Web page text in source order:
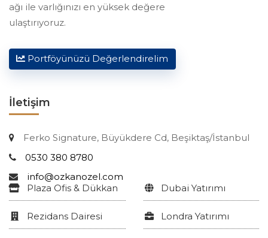
ağı ile varlığınızı en yüksek değere
ulaştırıyoruz.
Portföyünüzü Değerlendirelim
İletişim
Ferko Signature, Büyükdere Cd, Beşiktaş/İstanbul
0530 380 8780
info@ozkanozel.com
Plaza Ofis & Dükkan
Rezidans Dairesi
Dubai Yatırımı
Londra Yatırımı